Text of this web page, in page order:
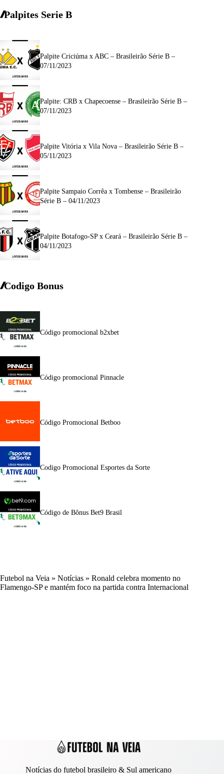
Palpites Serie B
Palpite Criciúma x ABC – Brasileirão Série B –
07/11/2023
Palpite: CRB x Chapecoense – Brasileirão Série B –
07/11/2023
Palpite Vitória x Vila Nova – Brasileirão Série B –
05/11/2023
Palpite Sampaio Corrêa x Tombense – Brasileirão
Série B – 04/11/2023
Palpite Botafogo-SP x Ceará – Brasileirão Série B –
04/11/2023
Codigo Bonus
Código promocional b2xbet
Código promocional Pinnacle
Código Promocional Betboo
Codigo Promocional Esportes da Sorte
Código de Bônus Bet9 Brasil
Futebol na Veia » Notícias » Ronald celebra momento no
Flamengo-SP e mantém foco na partida contra Internacional
Notícias do futebol brasileiro & Sul americano